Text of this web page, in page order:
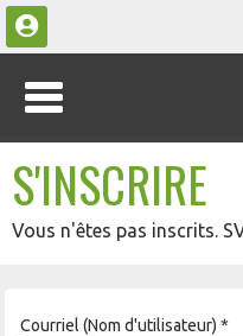
S'INSCRIRE
Vous n'êtes pas inscrits.
Courriel (Nom d'utilisateur) *